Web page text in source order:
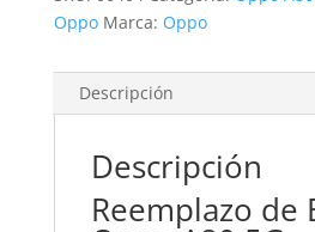
Oppo Marca: Oppo
Descripción
Descripción
Reemplazo de